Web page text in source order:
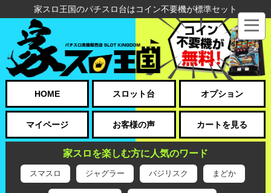
家スロ王国のパチスロ台はコイン不要機が標準セット
HOME スロット台 オプション
マイページ お客様の声 カートを見る
家スロを楽しむ方に人気のワード
スマスロ ジャグラー バジリスク まどか